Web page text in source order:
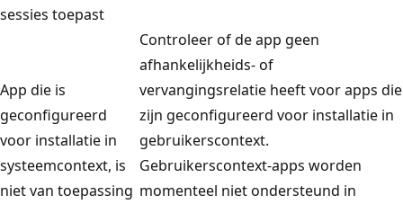
sessies toepast
App die is
geconfigureerd
voor installatie in
systeemcontext, is
niet van toepassing
Controleer of de app geen
afhankelijkheids- of
vervangingsrelatie heeft voor apps die
zijn geconfigureerd voor installatie in
gebruikerscontext.
Gebruikerscontext-apps worden
momenteel niet ondersteund in